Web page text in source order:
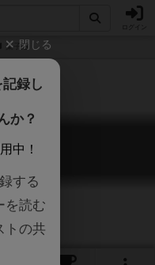
菓子道閉じる
録し
か？
中！
する
を読む
トの共